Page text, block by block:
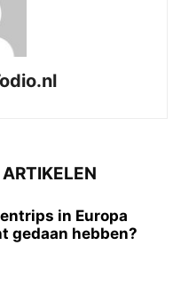
in Europa
gedaan hebben?